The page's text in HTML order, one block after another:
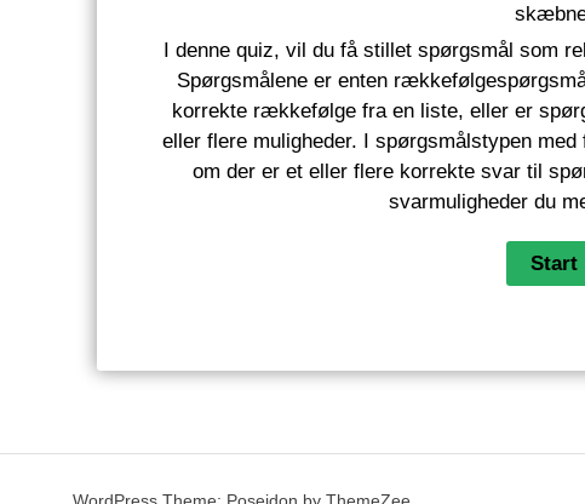
I denne quiz, vil du få stillet spørgsmål som
Spørgsmålene er enten
korrekte rækkefølge fra en liste, eller er
eller flere muligheder. I spørgsmålstypen
om der er et eller flere korrekte svar til
svarmuligheder du
WordPress Theme: Poseidon by ThemeZee.